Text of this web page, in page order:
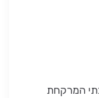
המרקחת